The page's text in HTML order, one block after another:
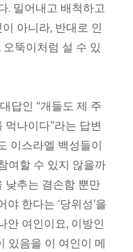
. 밀어내고 배척하고
아니라, 반대로 인
뚝이처럼 설 수 있
답인 “개들도 제 주
나이다”라는 답변
이스라엘 백성들이
여할 수 있지 않을까
낮추는 겸손함 뿐만
한다는 ‘당위성’을
안 여인이요, 이방인
있음을 이 여인이 메